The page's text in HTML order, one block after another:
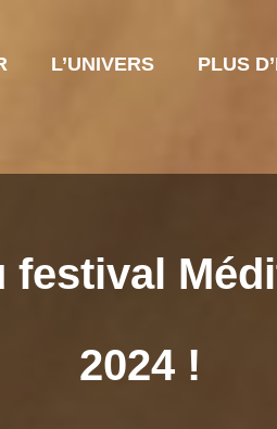
L’UNIVERS PLUS
2024 !